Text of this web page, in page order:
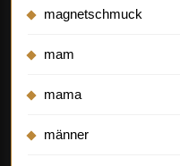
magnetschmuck
mam
mama
männer